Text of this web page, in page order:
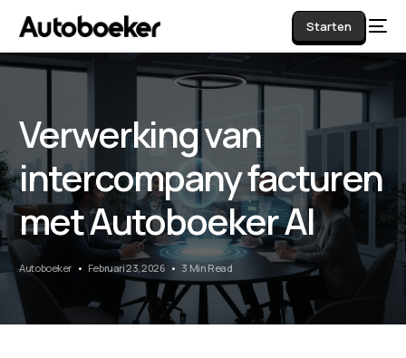
Starten
Verwerking van
intercompany facturen
met Autoboeker AI
Autoboeker Februari 23, 2026 3 Min Read